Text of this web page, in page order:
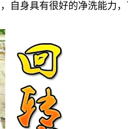
自身具有很好的净洗能力